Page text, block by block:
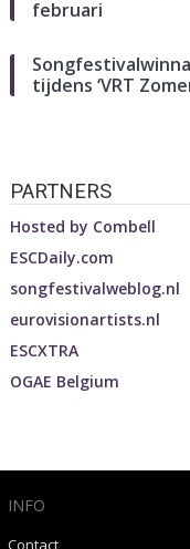
februari
tijdens ‘VRT
PARTNERS
Hosted by Combell
ESCDaily.com
songfestivalweblog.nl
eurovisionartists.nl
ESCXTRA
OGAE Belgium
INFO
Contact